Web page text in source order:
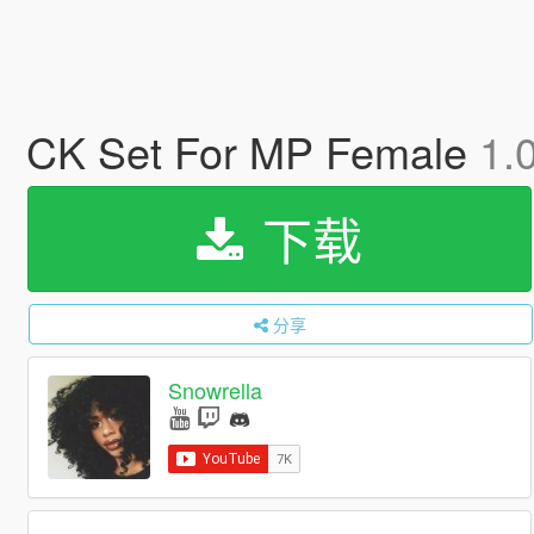
CK Set For MP Female
下载
分享
Snowrella